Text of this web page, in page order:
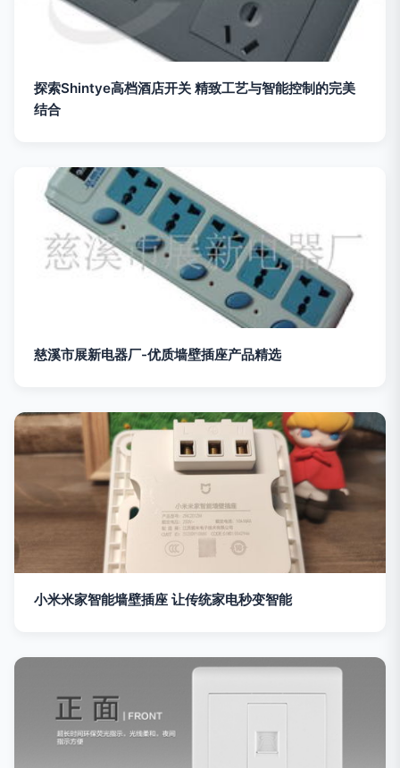
探索Shintye高档酒店开关 精致工艺与智能控制的完美
结合
慈溪市展新电器厂-优质墙壁插座产品精选
小米米家智能墙壁插座 让传统家电秒变智能